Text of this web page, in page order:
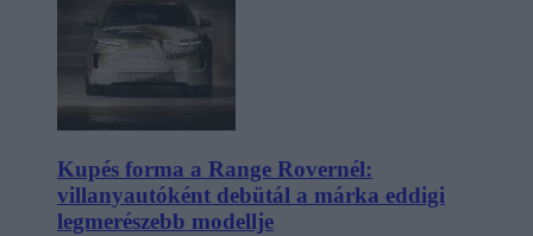
Kupés forma a Range Rovernél:
villanyautóként debütál a márka eddigi
legmerészebb modellje